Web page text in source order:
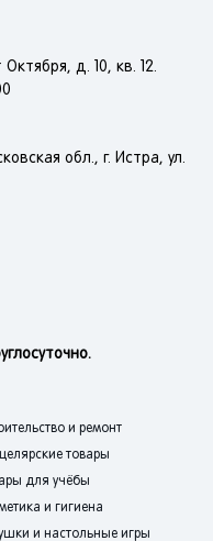
д. 10, кв. 12.
обл., г. Истра, ул.
и ремонт
товары
для учёбы
и гигиена
и настольные игры